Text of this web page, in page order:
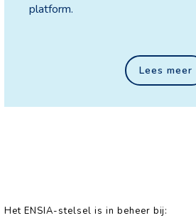
platform.
Lees meer
Het ENSIA-stelsel is in beheer bij: